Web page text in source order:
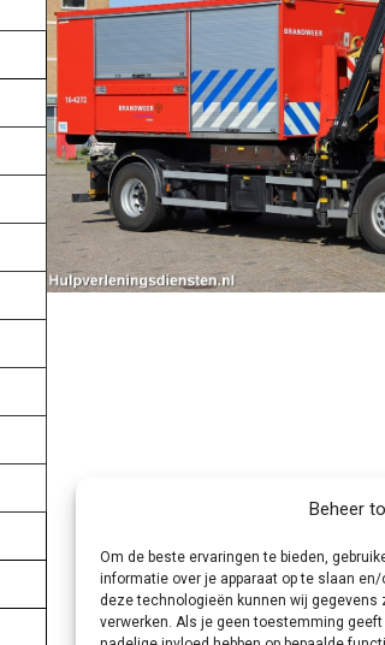
Beheer
Om de beste ervaringen te bieden,
informatie over je apparaat op te slaan
deze technologieën kunnen wij
verwerken. Als je geen toestemming